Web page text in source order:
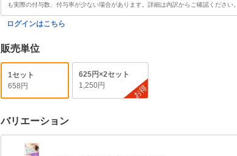
も実際の付与数、付与率が少ない場合があります。詳細は内訳からご確認ください。
ログインはこちら
販売単位
1セット
658円
625円×2セット
1,250円
お得
バリエーション